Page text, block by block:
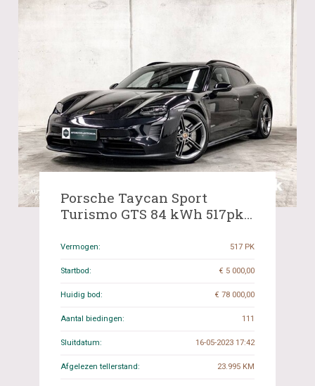
Porsche Taycan Sport
Turismo GTS 84 kWh 517pk
954-DS
Vermogen: 517 PK
Startbod: € 5 000,00
Huidig bod: € 78 000,00
Aantal biedingen: 111
Sluitdatum: 16-05-2023 17:42
Afgelezen tellerstand: 23.995 KM